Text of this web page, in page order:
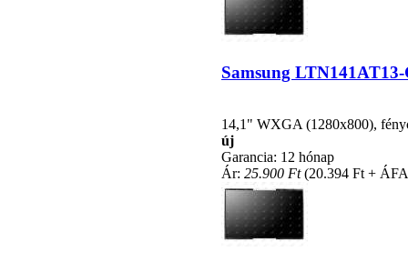
Samsung
14,1" WXGA (1280x800),
új
Garancia: 12 hónap
Ár: 25.900 Ft(20.394 Ft +